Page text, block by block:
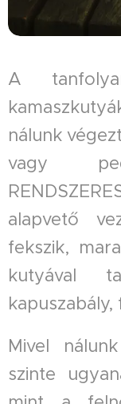
A
nálunk
vagy
alapvető
fekszik,
kutyával
kapuszabály,
Mivel
szinte